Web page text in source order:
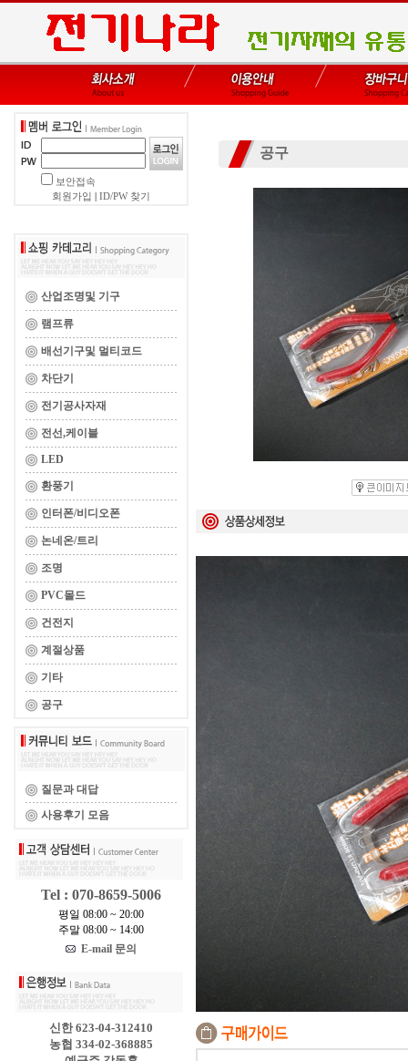
보안접속
회원가입
ID/PW 찾기
산업조명및 기구
램프류
배선기구및 멀티코드
차단기
전기공사자재
전선,케이블
LED
환풍기
인터폰/비디오폰
논네온/트리
조명
PVC몰드
건전지
계절상품
기타
공구
질문과 대답
사용후기 모음
Tel : 070-8659-5006
평일 08:00 ~ 20:00
주말 08:00 ~ 14:00
E-mail 문의
신한 623-04-312410
농협 334-02-368885
공구